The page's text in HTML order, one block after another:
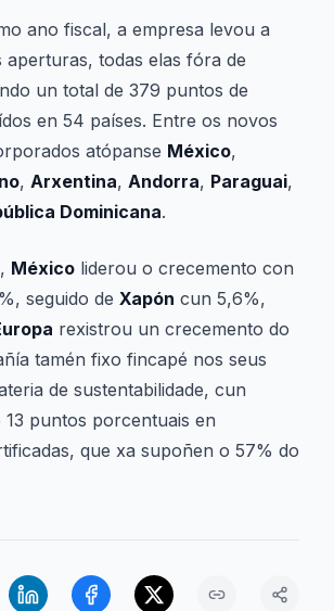
ano fiscal, a empresa levou a
aperturas, todas elas fóra de
un total de 379 puntos de
en 54 países. Entre os novos
atópanse México,
, Arxentina, Andorra, Paraguai,
Dominicana.
México liderou o crecemento con
seguido de Xapón cun 5,6%,
rexistrou un crecemento do
tamén fixo fincapé nos seus
de sustentabilidade, cun
puntos porcentuais en
que xa supoñen o 57% do